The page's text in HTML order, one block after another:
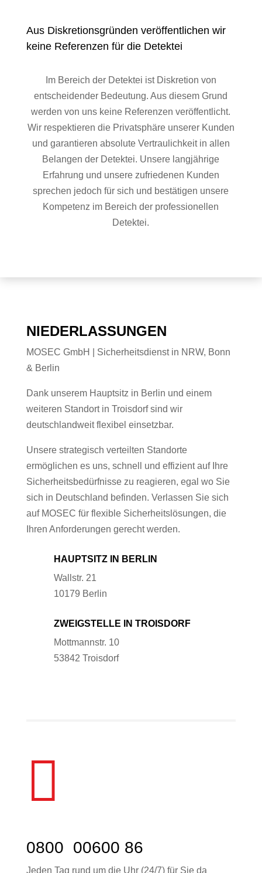
Aus Diskretionsgründen veröffentlichen wir
keine Referenzen für die Detektei
Im Bereich der Detektei ist Diskretion von
entscheidender Bedeutung. Aus diesem Grund
werden von uns keine Referenzen veröffentlicht.
Wir respektieren die Privatsphäre unserer Kunden
und garantieren absolute Vertraulichkeit in allen
Belangen der Detektei. Unsere langjährige
Erfahrung und unsere zufriedenen Kunden
sprechen jedoch für sich und bestätigen unsere
Kompetenz im Bereich der professionellen
Detektei.
NIEDERLASSUNGEN
MOSEC GmbH | Sicherheitsdienst in NRW, Bonn
& Berlin
Dank unserem Hauptsitz in Berlin und einem
weiteren Standort in Troisdorf sind wir
deutschlandweit flexibel einsetzbar.
Unsere strategisch verteilten Standorte
ermöglichen es uns, schnell und effizient auf Ihre
Sicherheitsbedürfnisse zu reagieren, egal wo Sie
sich in Deutschland befinden. Verlassen Sie sich
auf MOSEC für flexible Sicherheitslösungen, die
Ihren Anforderungen gerecht werden.
HAUPTSITZ IN BERLIN
Wallstr. 21
10179 Berlin
ZWEIGSTELLE IN TROISDORF
Mottmannstr. 10
53842 Troisdorf

0800 00600 86
Jeden Tag rund um die Uhr (24/7) für Sie da